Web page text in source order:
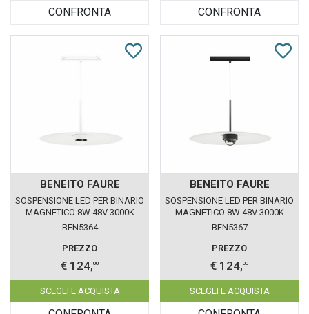
CONFRONTA CONFRONTA
BENEITO FAURE
SOSPENSIONE LED PER BINARIO
MAGNETICO 8W 48V 3000K
BIANCO IP20 HAT BENEITO
BEN5364
PREZZO
€ 124,00
SCEGLI E ACQUISTA
BENEITO FAURE
SOSPENSIONE LED PER BINARIO
MAGNETICO 8W 48V 3000K
NERO IP20 HAT BENEITO FAURE
BEN5367
PREZZO
€ 124,00
SCEGLI E ACQUISTA